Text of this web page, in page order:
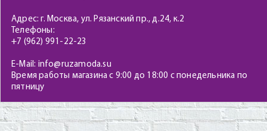
Адрес: г. Москва, ул. Рязанский пр., д.24, к.2
Телефоны:
+7 (962) 991-22-23
E-Mail: info@ruzamoda.su
Время работы магазина с 9:00 до 18:00 с понедельника по
пятницу